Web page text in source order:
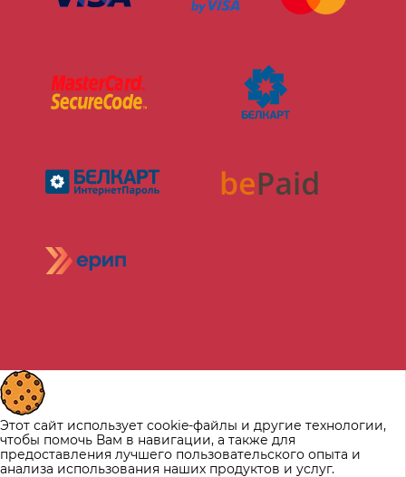
Этот сайт использует cookie-файлы и другие технологии,
чтобы помочь Вам в навигации, а также для
предоставления лучшего пользовательского опыта и
анализа использования наших продуктов и услуг.